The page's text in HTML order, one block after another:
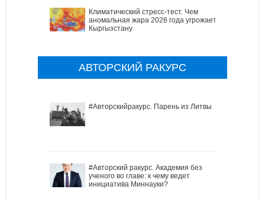
Климатический стресс-тест. Чем
аномальная жара 2026 года угрожает
Кыргызстану
АВТОРСКИЙ РАКУРС
#Авторскийракурс. Парень из Литвы
#Авторский ракурс. Академия без
ученого во главе: к чему ведет
инициатива Миннауки?